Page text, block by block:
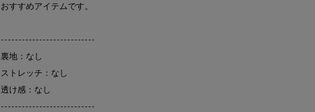
おすすめアイテムです。
---------------------------
裏地：なし
ストレッチ：なし
透け感：なし
---------------------------